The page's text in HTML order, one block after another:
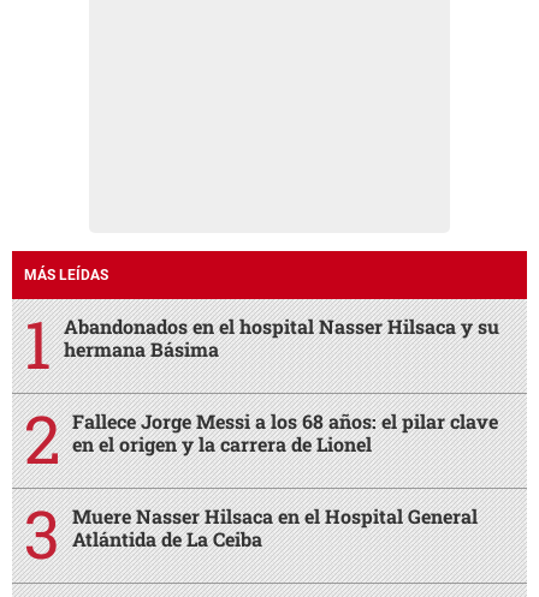
MÁS LEÍDAS
Abandonados en el hospital Nasser Hilsaca y su
hermana Básima
Fallece Jorge Messi a los 68 años: el pilar clave
en el origen y la carrera de Lionel
Muere Nasser Hilsaca en el Hospital General
Atlántida de La Ceiba